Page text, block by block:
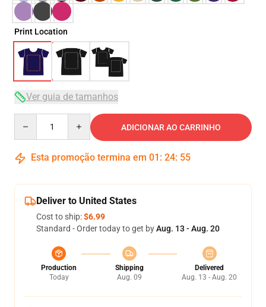
Print Location
Ver guia de tamanhos
ADICIONAR AO CARRINHO
Esta promoção termina em 01 : 24: 54
Deliver to United States
Cost to ship:$6.99
Standard - Order today to get byAug. 13 - Aug. 20
Production
Today
Shipping
Aug. 09
Delivered
Aug. 13 - Aug. 20